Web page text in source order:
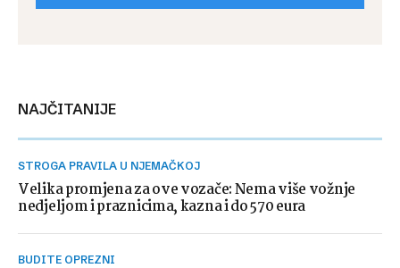
NAJČITANIJE
STROGA PRAVILA U NJEMAČKOJ
Velika promjena za ove vozače: Nema više vožnje
nedjeljom i praznicima, kazna i do 570 eura
BUDITE OPREZNI